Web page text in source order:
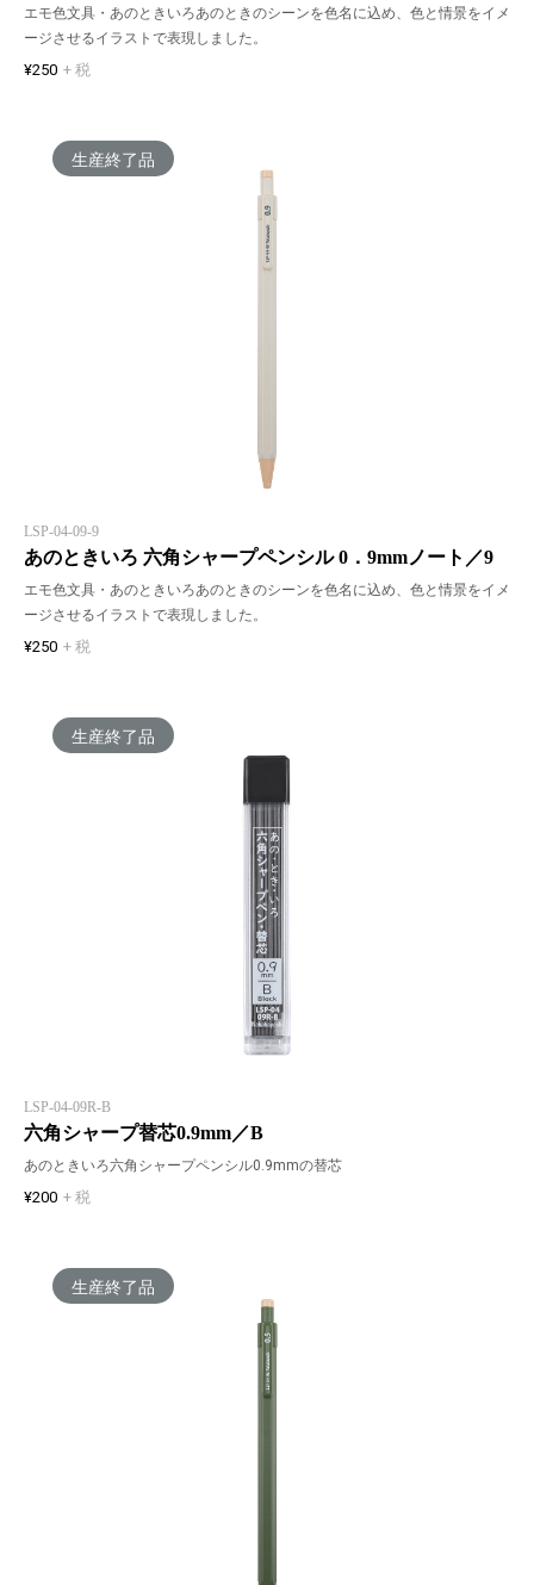
エモ色文具・あのときいろあのときのシーンを色名に込め、色と情景をイメ
ージさせるイラストで表現しました。
¥250 + 税
生産終了品
LSP-04-09-9
あのときいろ 六角シャープペンシル 0．9mmノート／9
エモ色文具・あのときいろあのときのシーンを色名に込め、色と情景をイメ
ージさせるイラストで表現しました。
¥250 + 税
生産終了品
LSP-04-09R-B
六角シャープ替芯0.9mm／B
あのときいろ六角シャープペンシル0.9mmの替芯
¥200 + 税
生産終了品